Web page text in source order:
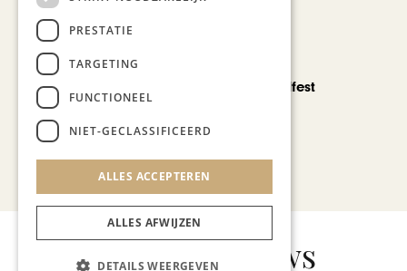
Noorbeek Foodfest
Bekijk alle artikelen
Gerelateerd nieuws
PRESTATIE
TARGETING
FUNCTIONEEL
NIET-GECLASSIFICEERD
ALLES ACCEPTEREN
ALLES AFWIJZEN
DETAILS WEERGEVEN